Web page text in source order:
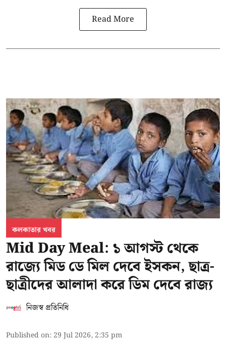
Read More
কলকাতার খবর
Mid Day Meal: ১ আগস্ট থেকে
রাজ্যে মিড ডে মিল দেবে ইসকন, ছাত্র-
ছাত্রীদের আলাদা করে ডিম দেবে রাজ্য
নিজস্ব প্রতিনিধি
Published on: 29 Jul 2026, 2:35 pm